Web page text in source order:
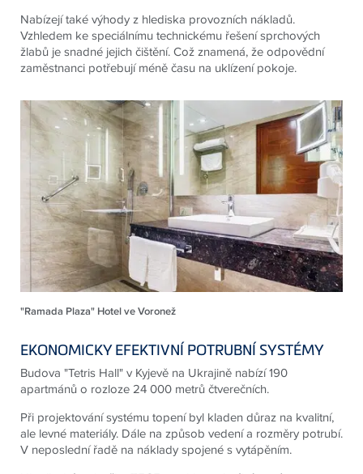
Nabízejí také výhody z hlediska provozních nákladů.
Vzhledem ke speciálnímu technickému řešení sprchových
žlabů je snadné jejich čištění. Což znamená, že odpovědní
zaměstnanci potřebují méně času na uklízení pokoje.
"Ramada Plaza" Hotel ve Voronež
EKONOMICKY EFEKTIVNÍ POTRUBNÍ SYSTÉMY
Budova "Tetris Hall" v Kyjevě na Ukrajině nabízí 190
apartmánů o rozloze 24 000 metrů čtverečních.
Při projektování systému topení byl kladen důraz na kvalitní,
ale levné materiály. Dále na způsob vedení a rozměry potrubí.
V neposlední řadě na náklady spojené s vytápěním.